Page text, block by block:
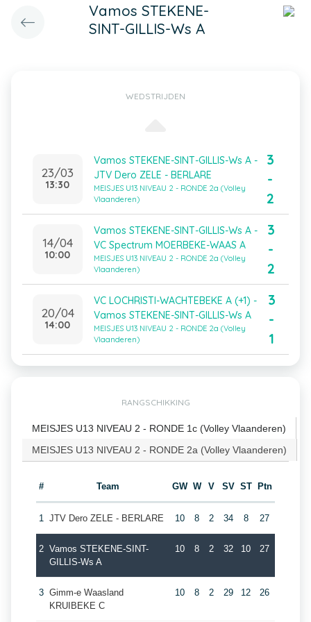
Vamos STEKENE-
SINT-GILLIS-Ws A
WEDSTRIJDEN
23/03
13:30
Vamos STEKENE-SINT-GILLIS-Ws A -
JTV Dero ZELE - BERLARE
MEISJES U13 NIVEAU 2 - RONDE 2a (Volley
Vlaanderen)
3
-
2
14/04
10:00
Vamos STEKENE-SINT-GILLIS-Ws A -
VC Spectrum MOERBEKE-WAAS A
MEISJES U13 NIVEAU 2 - RONDE 2a (Volley
Vlaanderen)
3
-
2
20/04
14:00
VC LOCHRISTI-WACHTEBEKE A (+1) -
Vamos STEKENE-SINT-GILLIS-Ws A
MEISJES U13 NIVEAU 2 - RONDE 2a (Volley
Vlaanderen)
3
-
1
RANGSCHIKKING
MEISJES U13 NIVEAU 2 - RONDE 1c (Volley Vlaanderen)
MEISJES U13 NIVEAU 2 - RONDE 2a (Volley Vlaanderen)
# Team GW W V SV ST Ptn
1 JTV Dero ZELE - BERLARE 10 8 2 34 8 27
2 Vamos STEKENE-SINT-
GILLIS-Ws A
10 8 2 32 10 27
3 Gimm-e Waasland
KRUIBEKE C
10 8 2 29 12 26